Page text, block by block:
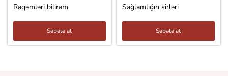
Rəqəmləri bilirəm
Səbətə at
Sağlamlığın sirləri
Səbətə at